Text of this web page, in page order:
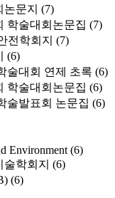
문지 (7)
학술대회논문집 (7)
전학회지 (7)
(6)
술대회 연제 초록 (6)
학술대회논문집 (6)
술발표회 논문집 (6)
Environment (6)
학회지 (6)
(6)